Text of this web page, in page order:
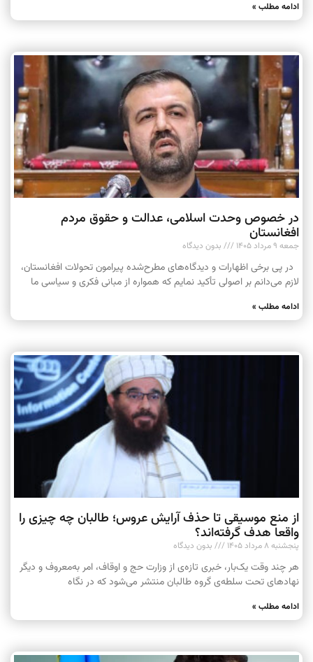
ادامه مطلب »
در خصوص وحدت اسلامی، عدالت و حقوق مردم
افغانستان
جمعه ۹ مرداد ۱۴۰۵ بدون دیدگاه
در پی برخی اظهارات و دیدگاه‌های مطرح‌شده پیرامون تحولات افغانستان،
لازم می‌دانم بر اصولی تأکید نمایم که همواره از مبانی فکری و سیاسی ما
ادامه مطلب »
از منع موسیقی تا حذف آرایش عروس؛ طالبان چه چیزی را
واقعا هدف گرفته‌اند؟
پنجشنبه ۸ مرداد ۱۴۰۵ بدون دیدگاه
هر چند وقت یک‌بار، خبری تازه‌ی از وزارت حج و اوقاف، امر به‌معروف و دیگر
نهادهای تحت سلطه‌ی گروه طالبان منتشر می‌شود که در نگاه
ادامه مطلب »